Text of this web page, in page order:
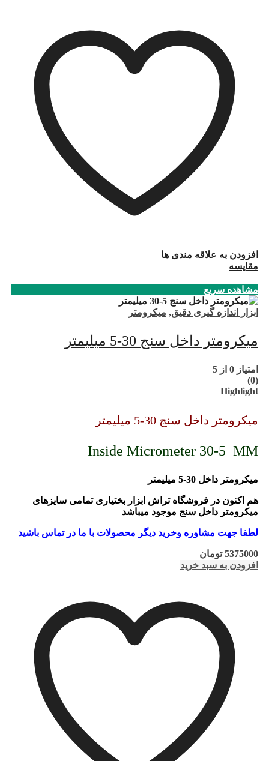
افزودن به علاقه مندی ها
مقایسه
مشاهده سریع
ابزار اندازه گیری دقیق, میکرومتر
میکرومتر داخل سنج 30-5 میلیمتر
امتیاز 0 از 5
(0)
Highlight
میکرومتر داخل سنج 30-5 میلیمتر
Inside Micrometer 30-5 MM
میکرومتر داخل 30-5 میلیمتر
هم اکنون در فروشگاه تراش ابزار بختیاری تمامی سایزهای
میکرومتر داخل سنج موجود میباشد
لطفا جهت مشاوره وخرید دیگر محصولات با ما درتماس باشید
5375000 تومان
افزودن به سبد خرید